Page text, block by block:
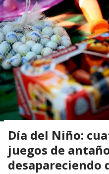
Día del Niño:
juegos de
desapareciendo